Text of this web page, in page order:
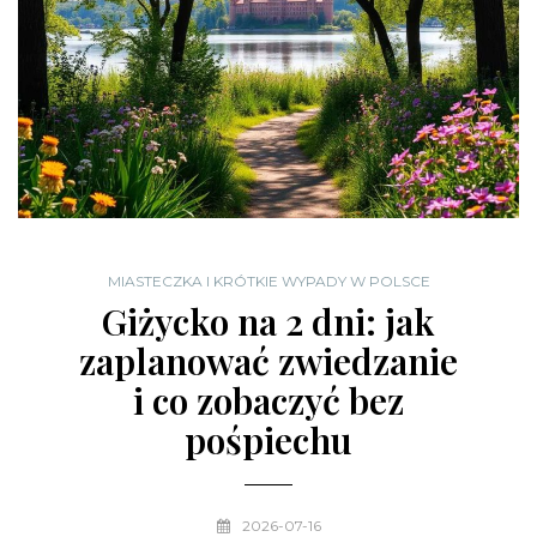
MIASTECZKA I KRÓTKIE WYPADY W POLSCE
Giżycko na 2 dni: jak
zaplanować zwiedzanie
i co zobaczyć bez
pośpiechu
2026-07-16